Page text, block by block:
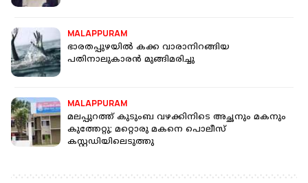
MALAPPURAM
ഭാരതപ്പുഴയില്‍ കക്ക വാരാനിറങ്ങിയ
പതിനാലുകാരന്‍ മുങ്ങിമരിച്ചു
MALAPPURAM
മലപ്പുറത്ത് കുടുംബ വഴക്കിനിടെ അച്ഛനും മകനും
കുത്തേറ്റു; മറ്റൊരു മകനെ പൊലീസ്
കസ്റ്റഡിയിലെടുത്തു